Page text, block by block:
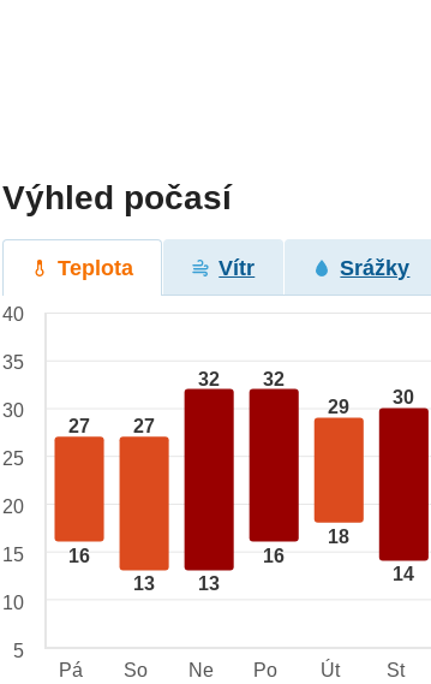
Výhled počasí
Teplota Vítr Srážky
27
16
27
13
32
13
32
16
29
18
30
14
40
35
30
25
20
15
10
5
Pá
So Ne Po Út St